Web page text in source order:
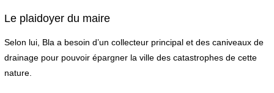
Le plaidoyer du maire
Selon lui, Bla a besoin d’un collecteur principal et des caniveaux de
drainage pour pouvoir épargner la ville des catastrophes de cette
nature.